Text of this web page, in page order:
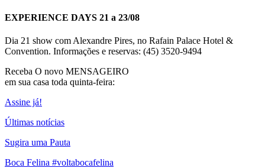
EXPERIENCE DAYS 21 a 23/08
Dia 21 show com Alexandre Pires, no Rafain Palace Hotel &
Convention. Informações e reservas: (45) 3520-9494
Receba O novo MENSAGEIRO
em sua casa toda quinta-feira:
Assine já!
Últimas notícias
Sugira uma Pauta
Boca Felina #voltabocafelina